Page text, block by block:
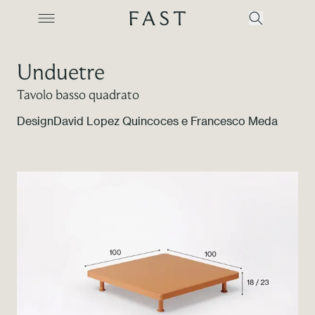
Color Revolution
Contatti
Unduetre
Tavolo basso quadrato
DesignDavid Lopez Quincoces e Francesco Meda